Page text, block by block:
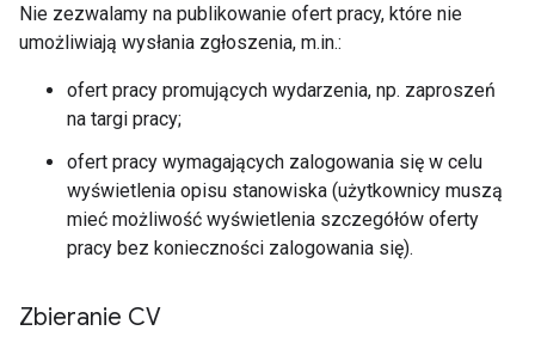
Nie zezwalamy na publikowanie ofert pracy, które nie
umożliwiają wysłania zgłoszenia, m.in.:
ofert pracy promujących wydarzenia, np. zaproszeń
na targi pracy;
ofert pracy wymagających zalogowania się w celu
wyświetlenia opisu stanowiska (użytkownicy muszą
mieć możliwość wyświetlenia szczegółów oferty
pracy bez konieczności zalogowania się).
Zbieranie CV